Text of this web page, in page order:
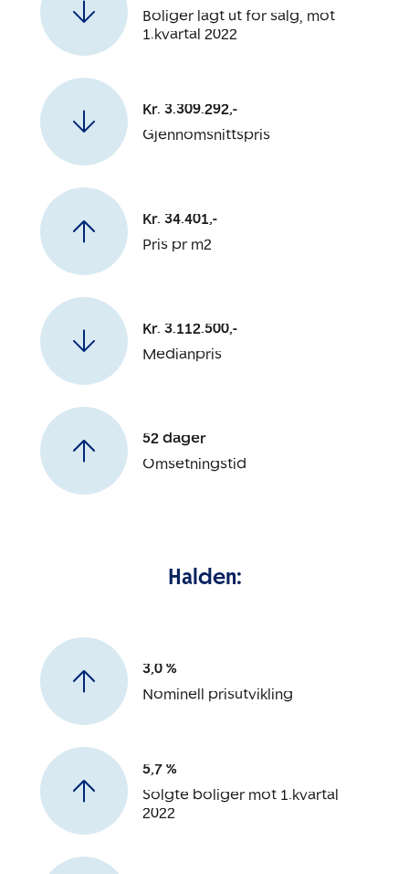
Boliger lagt ut for salg, mot
1.kvartal 2022
Kr. 3.309.292,-
Gjennomsnittspris
Kr. 34.401,-
Pris pr m2
Kr. 3.112.500,-
Medianpris
52 dager
Omsetningstid
Halden:
3,0 %
Nominell prisutvikling
5,7 %
Solgte boliger mot 1.kvartal
2022